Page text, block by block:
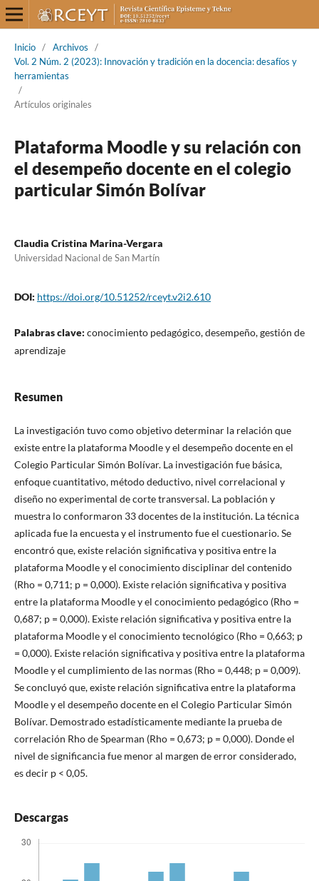
Inicio / Archivos
/
Vol. 2 Núm. 2 (2023): Innovación y tradición en la docencia: desafíos y
herramientas
/
Artículos originales
Plataforma Moodle y su relación con
el desempeño docente en el colegio
particular Simón Bolívar
Claudia Cristina Marina-Vergara
Universidad Nacional de San Martín
DOI: https://doi.org/10.51252/rceyt.v2i2.610
Palabras clave: conocimiento pedagógico, desempeño, gestión de
aprendizaje
Resumen
La investigación tuvo como objetivo determinar la relación que
existe entre la plataforma Moodle y el desempeño docente en el
Colegio Particular Simón Bolívar. La investigación fue básica,
enfoque cuantitativo, método deductivo, nivel correlacional y
diseño no experimental de corte transversal. La población y
muestra lo conformaron 33 docentes de la institución. La técnica
aplicada fue la encuesta y el instrumento fue el cuestionario. Se
encontró que, existe relación significativa y positiva entre la
plataforma Moodle y el conocimiento disciplinar del contenido
(Rho = 0,711; p = 0,000). Existe relación significativa y positiva
entre la plataforma Moodle y el conocimiento pedagógico (Rho =
0,687; p = 0,000). Existe relación significativa y positiva entre la
plataforma Moodle y el conocimiento tecnológico (Rho = 0,663; p
= 0,000). Existe relación significativa y positiva entre la plataforma
Moodle y el cumplimiento de las normas (Rho = 0,448; p = 0,009).
Se concluyó que, existe relación significativa entre la plataforma
Moodle y el desempeño docente en el Colegio Particular Simón
Bolívar. Demostrado estadísticamente mediante la prueba de
correlación Rho de Spearman (Rho = 0,673; p = 0,000). Donde el
nivel de significancia fue menor al margen de error considerado,
es decir p < 0,05.
Descargas